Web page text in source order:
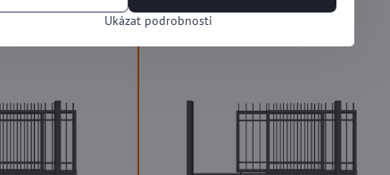
Ukázat podrobnosti